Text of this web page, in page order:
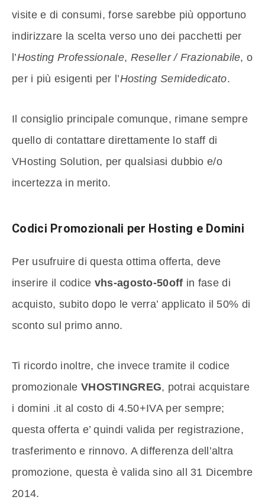
visite e di consumi, forse sarebbe più opportuno
indirizzare la scelta verso uno dei pacchetti per
l’Hosting Professionale, Reseller / Frazionabile, o
per i più esigenti per l’Hosting Semidedicato.
Il consiglio principale comunque, rimane sempre
quello di contattare direttamente lo staff di
VHosting Solution, per qualsiasi dubbio e/o
incertezza in merito.
Codici Promozionali per Hosting e Domini
Per usufruire di questa ottima offerta, deve
inserire il codice vhs-agosto-50off in fase di
acquisto, subito dopo le verra’ applicato il 50% di
sconto sul primo anno.
Ti ricordo inoltre, che invece tramite il codice
promozionale VHOSTINGREG, potrai acquistare
i domini .it al costo di 4.50+IVA per sempre;
questa offerta e’ quindi valida per registrazione,
trasferimento e rinnovo. A differenza dell’altra
promozione, questa è valida sino all 31 Dicembre
2014.